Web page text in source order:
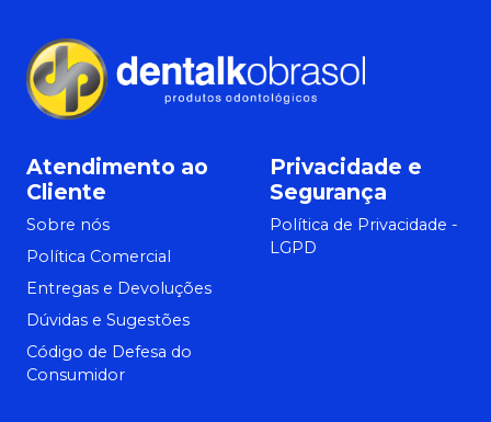
Atendimento ao
Cliente
Sobre nós
Política Comercial
Entregas e Devoluções
Dúvidas e Sugestões
Código de Defesa do
Consumidor
Privacidade e
Segurança
Política de Privacidade -
LGPD